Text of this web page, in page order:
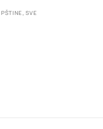
SVE